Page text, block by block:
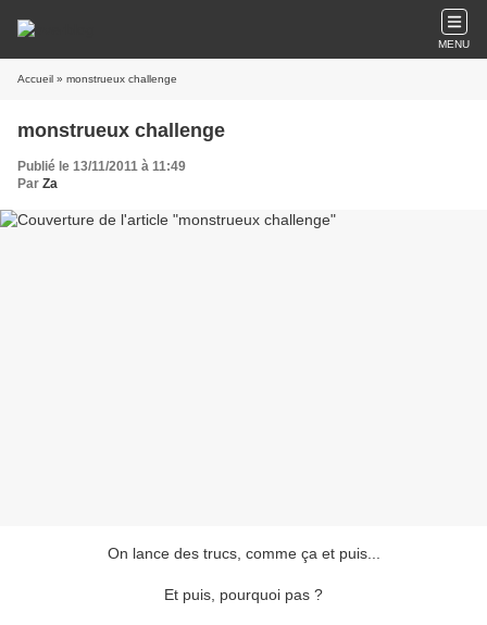
MENU
Accueil » monstrueux challenge
monstrueux challenge
Publié le 13/11/2011 à 11:49
Par Za
On lance des trucs, comme ça et puis...
Et puis, pourquoi pas ?